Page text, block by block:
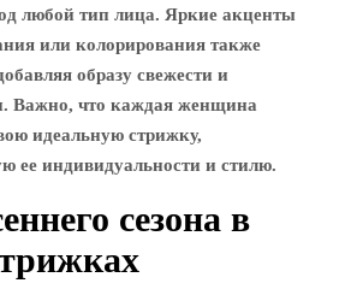
любой тип лица. Яркие акценты
или колорирования также
образу свежести и
Важно, что каждая женщина
идеальную стрижку,
ее индивидуальности и стилю.
сезона в